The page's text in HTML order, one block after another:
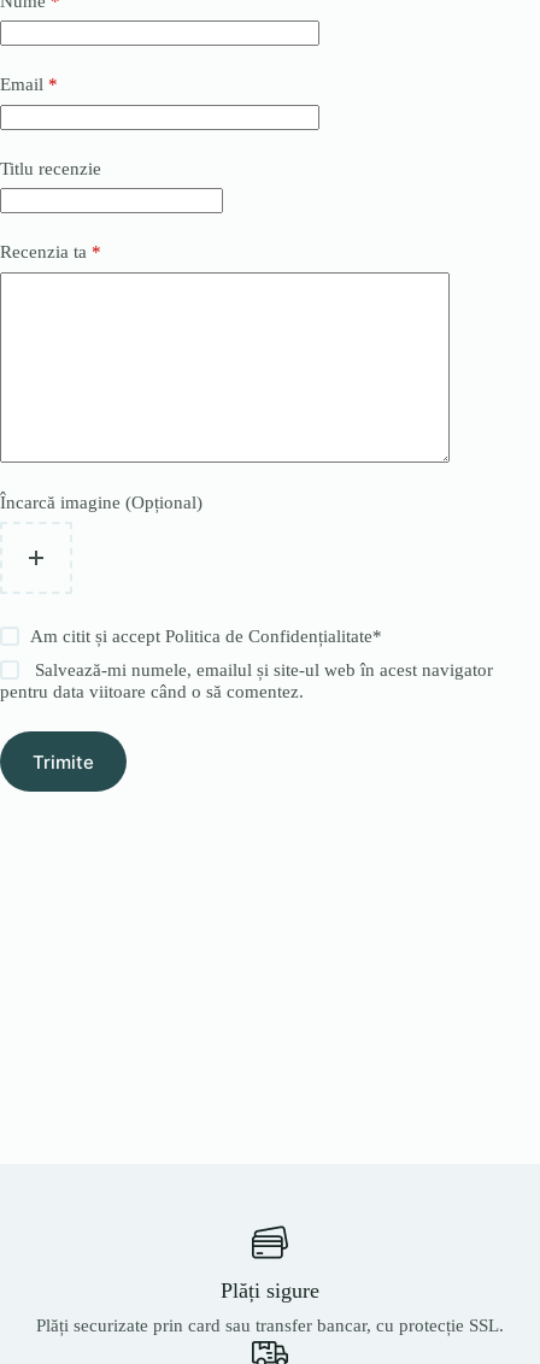
Email *
Titlu recenzie
Recenzia ta *
Încarcă imagine (Opțional)
Am citit și acceptPolitica de Confidențialitate*
Salvează-mi numele, emailul și site-ul web în acest navigator
pentru data viitoare când o să comentez.
Trimite
Plăți sigure
Plăți securizate prin card sau transfer bancar, cu protecție SSL.